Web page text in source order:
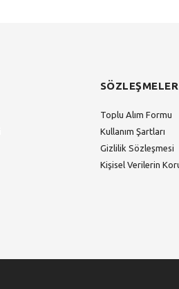
SÖZLEŞMELER
Toplu Alım Formu
Kullanım Şartları
Gizlilik Sözleşmesi
Kişisel Verilerin